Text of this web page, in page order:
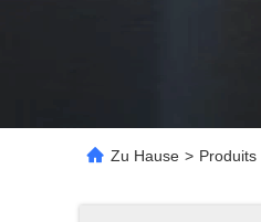
Zu Hause > Produits